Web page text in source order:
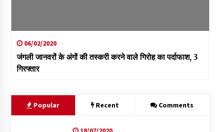
06/02/2020
जंगली जानवरों के अंगों की तस्करी करने वाले गिरोह का पर्दाफाश, 3
गिरफ्तार
Popular Recent Comments